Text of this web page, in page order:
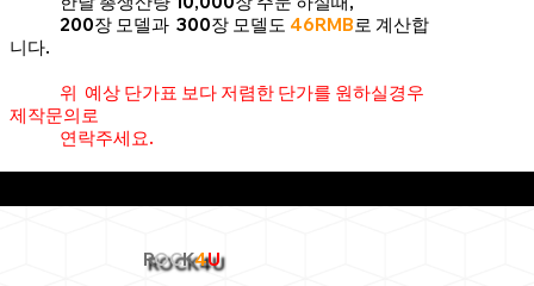
200장 모델과 300장 모델도 46RMB로 계산합
니다.
위 예상 단가표 보다 저렴한 단가를 원하실경우
제작문의로
연락주세요.
ROCK4U